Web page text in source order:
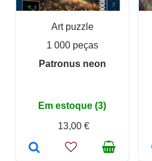
Art puzzle
1 000 peças
Patronus neon
Em estoque (3)
13,00 €